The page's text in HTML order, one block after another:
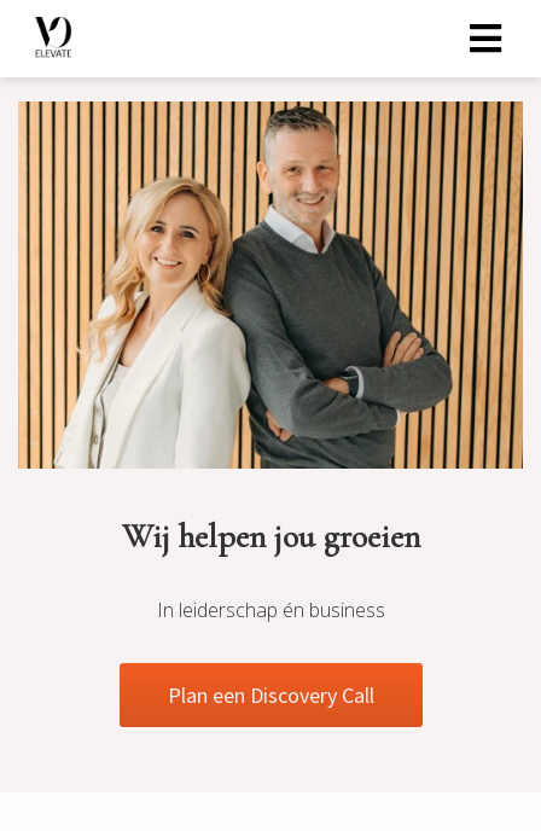
Wij helpen jou groeien
In leiderschap én business
Plan een Discovery Call